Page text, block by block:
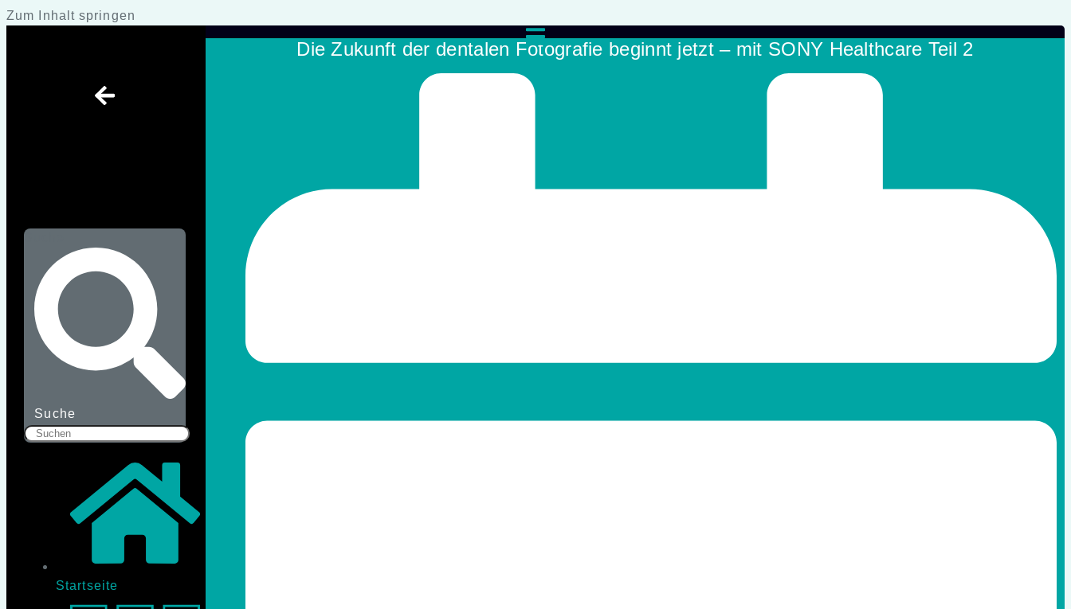
Zum Inhalt springen
Suche
Suche
Startseite
Die Zukunft der dentalen Fotografie beginnt jetzt – mit SONY Healthcare Teil 2